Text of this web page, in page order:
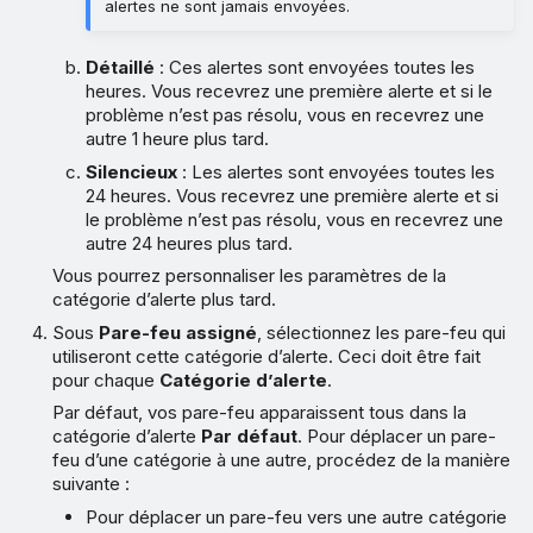
alertes ne sont jamais envoyées.
Détaillé : Ces alertes sont envoyées toutes les
heures. Vous recevrez une première alerte et si le
problème n’est pas résolu, vous en recevrez une
autre 1 heure plus tard.
Silencieux : Les alertes sont envoyées toutes les
24 heures. Vous recevrez une première alerte et si
le problème n’est pas résolu, vous en recevrez une
autre 24 heures plus tard.
Vous pourrez personnaliser les paramètres de la
catégorie d’alerte plus tard.
Sous Pare-feu assigné, sélectionnez les pare-feu qui
utiliseront cette catégorie d’alerte. Ceci doit être fait
pour chaque Catégorie d’alerte.
Par défaut, vos pare-feu apparaissent tous dans la
catégorie d’alerte Par défaut. Pour déplacer un pare-
feu d’une catégorie à une autre, procédez de la manière
suivante :
Pour déplacer un pare-feu vers une autre catégorie